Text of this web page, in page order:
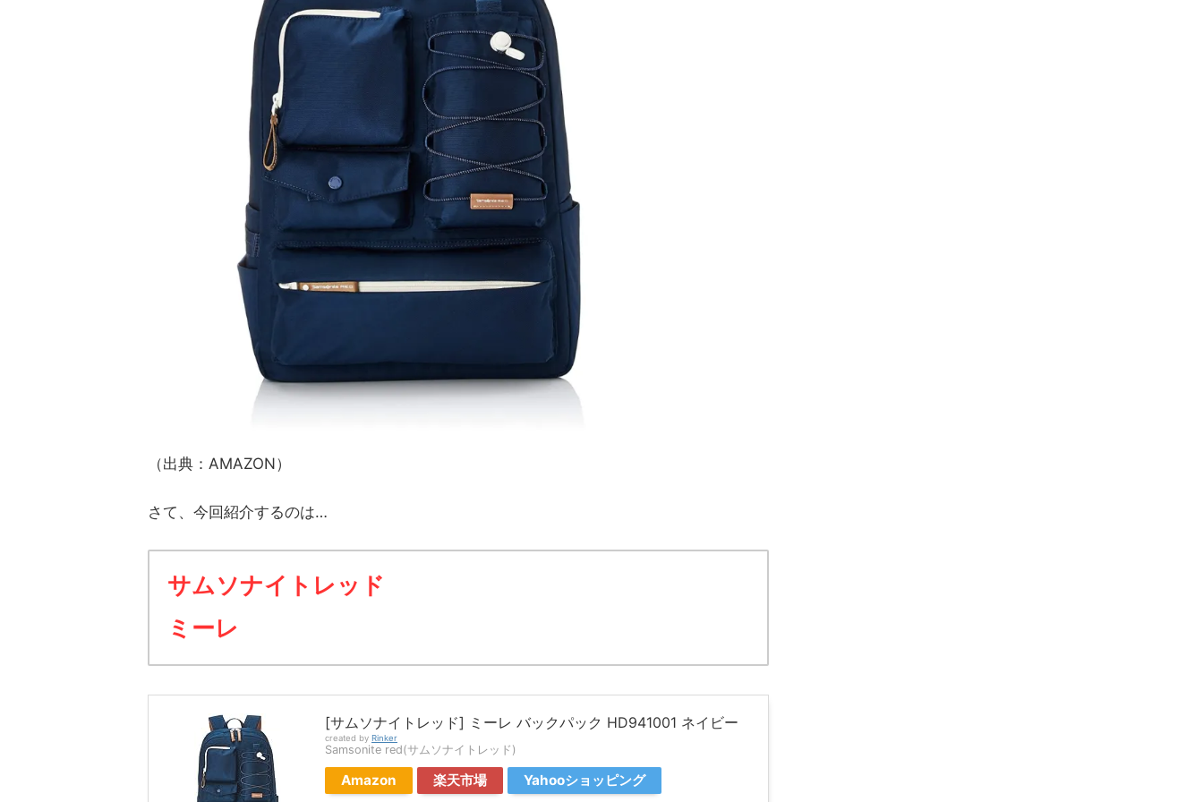
（出典：AMAZON）
さて、今回紹介するのは…
サムソナイトレッド
ミーレ
[サムソナイトレッド] ミーレ バックパック HD941001 ネイビー
created by Rinker
Samsonite red(サムソナイトレッド)
Amazon 楽天市場 Yahooショッピング